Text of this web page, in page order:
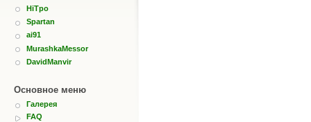
HiTpo
Spartan
ai91
MurashkaMessor
DavidManvir
Основное меню
Галерея
FAQ